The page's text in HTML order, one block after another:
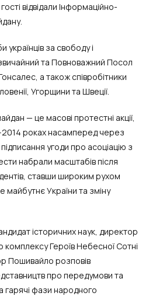
відвідали Інформаційно-
за свободу і
та Повноважний Посол
а також співробітники
Угорщини та Швеції.
— це масові протестні акції,
роках насамперед через
угоди про асоціацію з
набрали масштабів після
ставши широким рухом
майбутнє України та зміну
історичних наук, директор
Героїв Небесної Сотні
Пошивайло розповів
про передумови та
гарячі фази народного